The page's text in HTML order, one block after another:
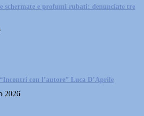
schermate e profumi rubati: denunciate tre
con l’autore” Luca D’Aprile
2026